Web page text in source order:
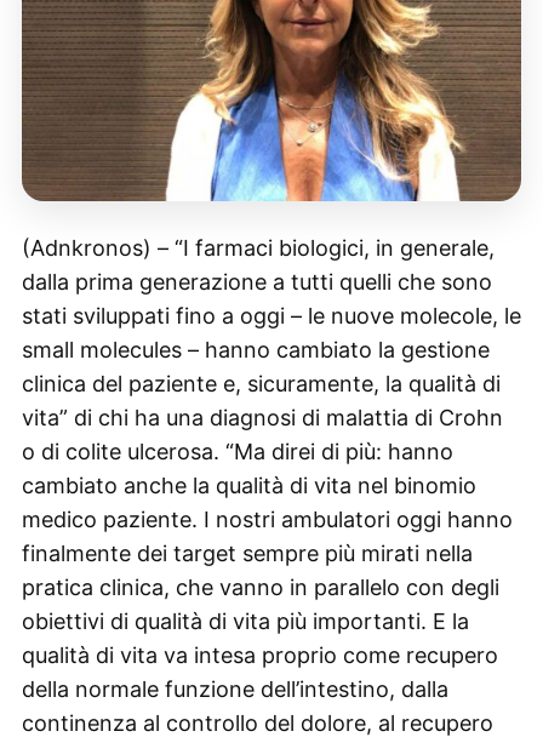
(Adnkronos) – “I farmaci biologici, in generale,
dalla prima generazione a tutti quelli che sono
stati sviluppati fino a oggi – le nuove molecole, le
small molecules – hanno cambiato la gestione
clinica del paziente e, sicuramente, la qualità di
vita” di chi ha una diagnosi di malattia di Crohn
o di colite ulcerosa. “Ma direi di più: hanno
cambiato anche la qualità di vita nel binomio
medico paziente. I nostri ambulatori oggi hanno
finalmente dei target sempre più mirati nella
pratica clinica, che vanno in parallelo con degli
obiettivi di qualità di vita più importanti. E la
qualità di vita va intesa proprio come recupero
della normale funzione dell’intestino, dalla
continenza al controllo del dolore, al recupero